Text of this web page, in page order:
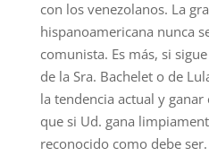
con los venezolanos. La
hispanoamericana nunca
comunista. Es más, si
de la Sra. Bachelet o de
la tendencia actual y
que si Ud. gana
reconocido como debe